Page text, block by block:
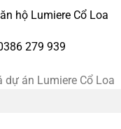
hộ Lumiere Cổ Loa
279 939